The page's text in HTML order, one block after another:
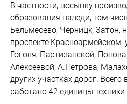
В частности, посыпку
образования наледи, том
Бельмесево, Черницк, Затон,
проспекте Красноармейском,
Гоголя, Партизанской,
Алексеевой, А.Петрова,
других участках дорог. Всего
работало 42 единицы техники.